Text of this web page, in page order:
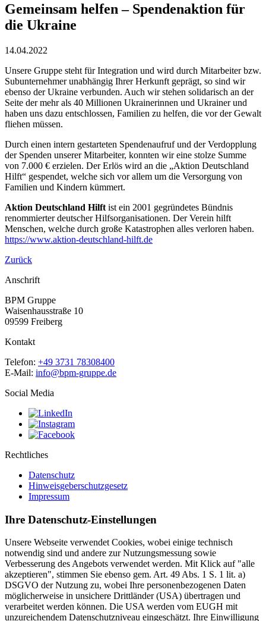
Gemeinsam helfen – Spendenaktion für
die Ukraine
14.04.2022
Unsere Gruppe steht für Integration und wird durch Mitarbeiter bzw.
Subunternehmer unabhängig Ihrer Herkunft geprägt, so sind wir
ebenso der Ukraine verbunden. Auch wir stehen solidarisch an der
Seite der mehr als 40 Millionen Ukrainerinnen und Ukrainer und
haben uns dazu entschlossen, Familien zu helfen, die vor der Gewalt
fliehen müssen.
Durch einen intern gestarteten Spendenaufruf und der Verdopplung
der Spenden unserer Mitarbeiter, konnten wir eine stolze Summe
von 7.000 € erzielen. Der Erlös wird an die „Aktion Deutschland
Hilft“ gespendet, welche sich vor allem um die Versorgung von
Familien und Kindern kümmert.
Aktion Deutschland Hilft ist ein 2001 gegründetes Bündnis
renommierter deutscher Hilfsorganisationen. Der Verein hilft
Menschen, welche durch große Katastrophen alles verloren haben.
https://www.aktion-deutschland-hilft.de
Zurück
Anschrift
BPM Gruppe
Waisenhausstraße 10
09599 Freiberg
Kontakt
Telefon: +49 3731 78308400
E-Mail: info@bpm-gruppe.de
Social Media
Rechtliches
Datenschutz
Hinweisgeberschutzgesetz
Impressum
Ihre Datenschutz-Einstellungen
Unsere Webseite verwendet Cookies, wobei einige technisch
notwendig sind und andere zur Nutzungsmessung sowie
Verbesserung des Angebots verwendet werden. Mit Klick auf "alle
akzeptieren", stimmen Sie ebenso gem. Art. 49 Abs. 1 S. 1 lit. a)
DSGVO der Nutzung zu, wobei Ihre personenbezogenen Daten
möglicherweise in unsichere Drittländer (USA) übertragen und
verarbeitet werden können. Die USA werden vom EUGH mit
unzureichendem Datenschutzniveau eingeschätzt. Ihre Einwilligung